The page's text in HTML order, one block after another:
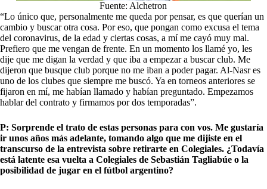
Fuente: Alchetron
“Lo único que, personalmente me queda por pensar, es que querían un
cambio y buscar otra cosa. Por eso, que pongan como excusa el tema
del coronavirus, de la edad y ciertas cosas, a mí me cayó muy mal.
Prefiero que me vengan de frente. En un momento los llamé yo, les
dije que me digan la verdad y que iba a empezar a buscar club. Me
dijeron que busque club porque no me iban a poder pagar. Al-Nasr es
uno de los clubes que siempre me buscó. Ya en torneos anteriores se
fijaron en mí, me habían llamado y habían preguntado. Empezamos
hablar del contrato y firmamos por dos temporadas”.
P: Sorprende el trato de estas personas para con vos. Me gustaría
ir unos años más adelante, tomando algo que me dijiste en el
transcurso de la entrevista sobre retirarte en Colegiales. ¿Todavía
está latente esa vuelta a Colegiales de Sebastián Tagliabúe o la
posibilidad de jugar en el fútbol argentino?